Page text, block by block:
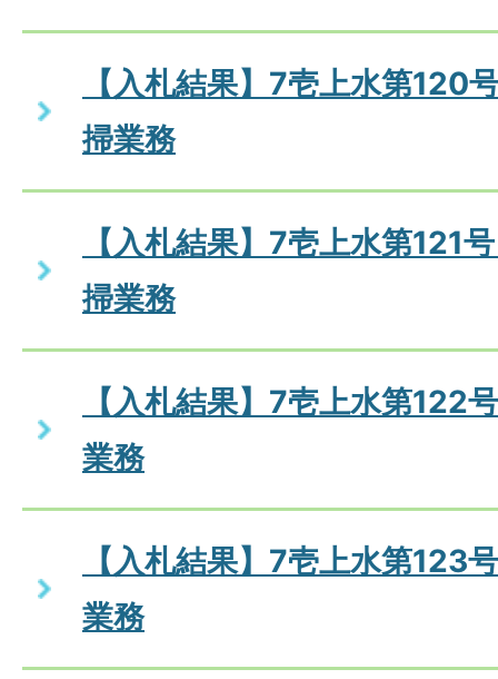
【入札結果】7壱上水第
掃業務
【入札結果】7壱上水第121
掃業務
【入札結果】7壱上水第
業務
【入札結果】7壱上水第
業務